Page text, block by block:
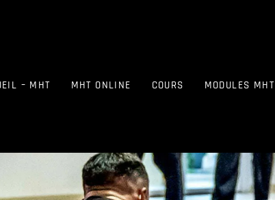
– MHT MHT ONLINE COURS MODULES MHT